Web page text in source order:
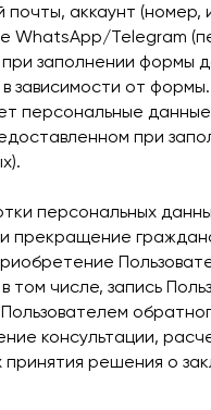
почты, аккаунт (номер,
WhatsApp/Telegram
заполнении формы
в зависимости от
персональные данные
при
персональных
прекращение
том числе, запись
Пользователем
консультации,
принятия решения о